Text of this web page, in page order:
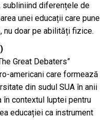
subliniind diferențele de
unei educații care pune
nu doar pe abilități fizice.
Great Debaters”
americani care formează
din sudul SUA în anii
în contextul luptei pentru
educației ca instrument